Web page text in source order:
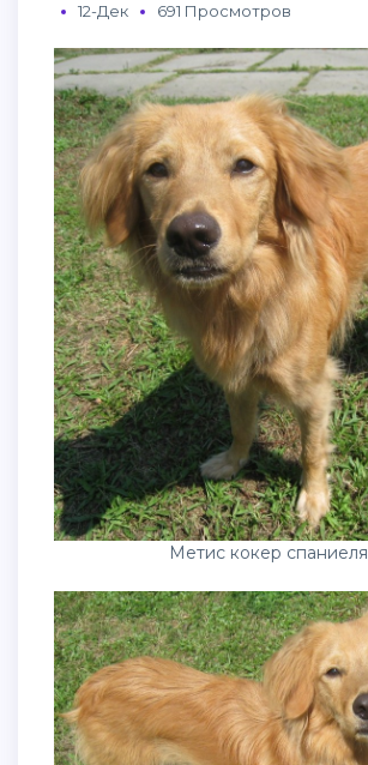
12-Дек 691 Просмотров
Метис кокер спаниеля